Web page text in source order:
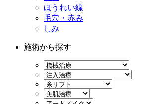
ほうれい線
毛穴・赤み
しみ
施術から探す